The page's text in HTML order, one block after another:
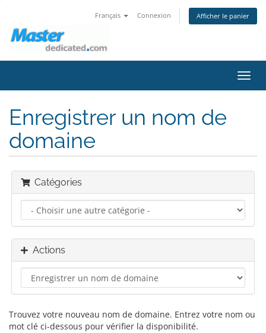
Français Connexion Afficher le panier
la
Enregistrer un nom de
domaine
Catégories
Actions
Trouvez votre nouveau nom de domaine. Entrez votre nom ou
mot clé ci-dessous pour vérifier la disponibilité.